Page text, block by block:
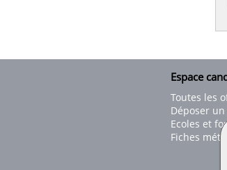
Espace
Toutes les
Déposer un
Ecoles et
Fiches